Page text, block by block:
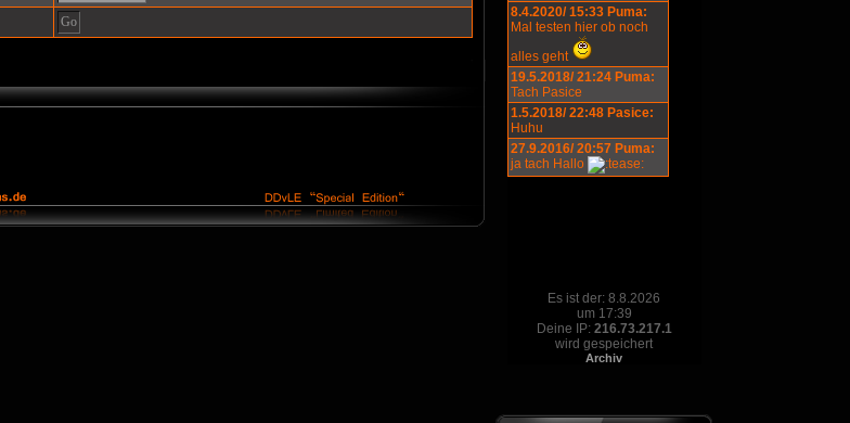
8.4.2020/ 15:33 Puma:
Mal testen hier ob noch
alles geht
19.5.2018/ 21:24 Puma:
Tach Pasice
1.5.2018/ 22:48 Pasice:
Huhu
27.9.2016/ 20:57 Puma:
ja tach Hallo
Es ist der: 8.8.2026
um 17:39
Deine IP:216.73.217.1
wird gespeichert
Archiv